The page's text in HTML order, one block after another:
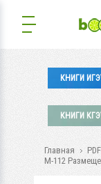
КНИГИ
КНИГИ
Главная
М-112